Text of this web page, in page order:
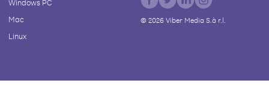
Windows PC
Mac
Linux
© 2026Viber Media S.à r.l.